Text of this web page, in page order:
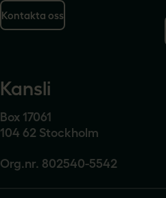
Kontakta oss
Kansli
Box 17061
104 62 Stockholm
Org.nr. 802540-5542